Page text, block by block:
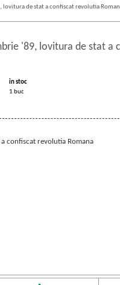
lovitura de stat a confiscat revolutia
'89, lovitura de stat a
in stoc
1 buc
confiscat revolutia Romana